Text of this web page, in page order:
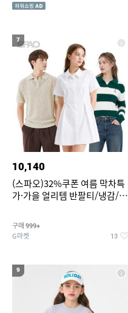
7
10,140
(스파오)32%쿠폰 여름 막차특
가·가을 얼리템 반팔티/냉감/반
건 외 ~74%OFF
구매 999+
G마켓 13
9